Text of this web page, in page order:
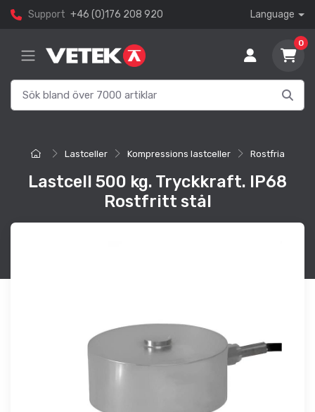
Support +46 (0)176 208 920 Language
0
Lastceller Kompressions lastceller Rostfria
Lastcell 500 kg. Tryckkraft. IP68
Rostfritt stål